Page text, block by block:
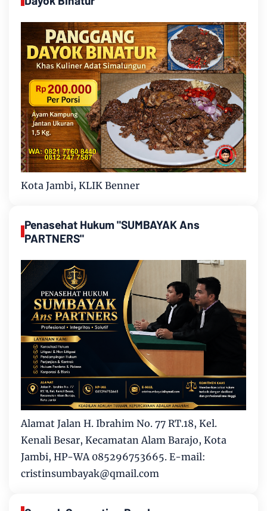
Kota Jambi, KLIK Benner
Penasehat Hukum "SUMBAYAK Ans
PARTNERS"
Alamat Jalan H. Ibrahim No. 77 RT.18, Kel.
Kenali Besar, Kecamatan Alam Barajo, Kota
Jambi, HP-WA 085296753665. E-mail:
cristinsumbayak@qmail.com